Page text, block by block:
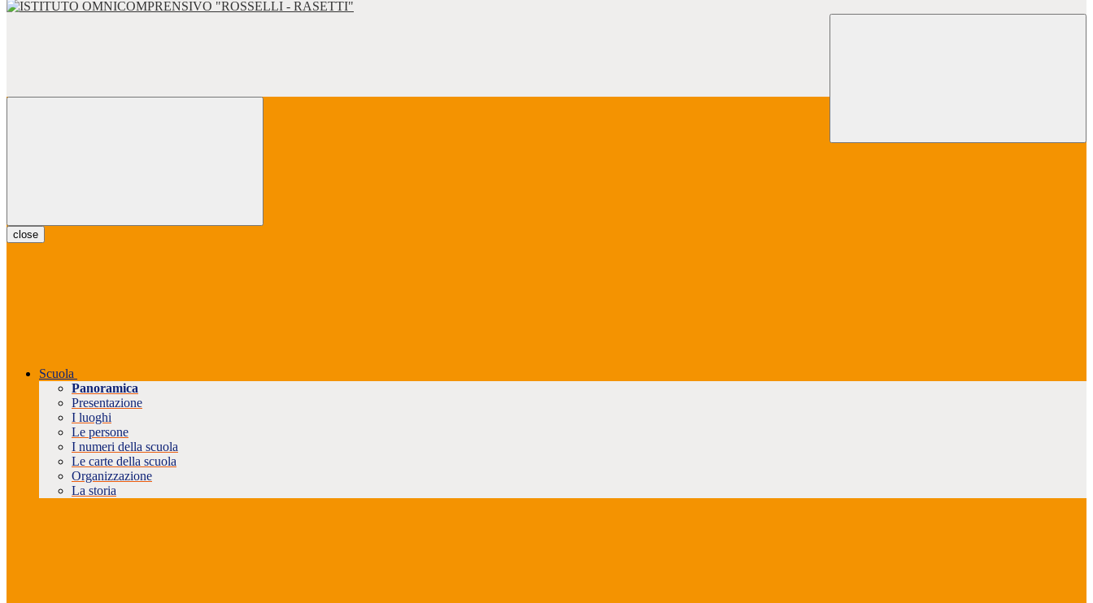
close
Scuola
Panoramica
Presentazione
I luoghi
Le persone
I numeri della scuola
Le carte della scuola
Organizzazione
La storia